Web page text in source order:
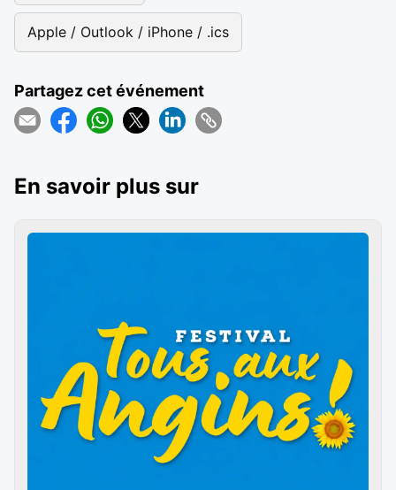
Apple / Outlook / iPhone / .ics
Partagez cet événement
En savoir plus sur